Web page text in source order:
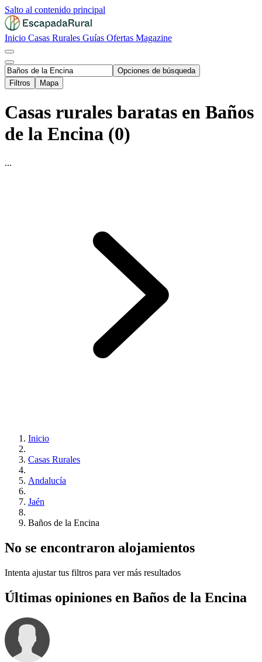
Salto al contenido principal
Inicio Casas Rurales Guías Ofertas Magazine
Opciones de búsqueda
Filtros
Mapa
Casas rurales baratas en Baños
de la Encina (0)
...
Inicio
Casas Rurales
Andalucía
Jaén
Baños de la Encina
No se encontraron alojamientos
Intenta ajustar tus filtros para ver más resultados
Últimas opiniones en Baños de la Encina